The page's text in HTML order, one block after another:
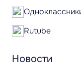
Новости
Rutube